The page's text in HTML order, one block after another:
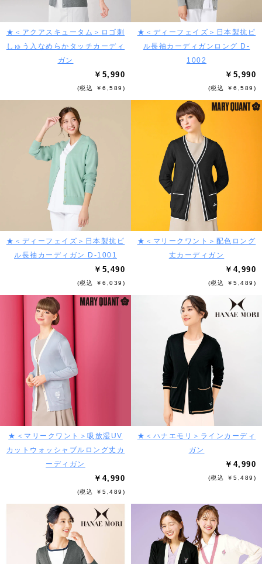
★＜アクアスキュータム＞ロゴ刺
しゅう入なめらかタッチカーディ
ガン
￥5,990
(税込 ￥6,589)
★＜ディーフェイズ＞日本製抗ピ
ル長袖カーディガンロング D-
1002
￥5,990
(税込 ￥6,589)
★＜ディーフェイズ＞日本製抗ピ
ル長袖カーディガン D-1001
￥5,490
(税込 ￥6,039)
★＜マリークワント＞配色ロング
丈カーディガン
￥4,990
(税込 ￥5,489)
★＜マリークワント＞吸放湿UV
カットウォッシャブルロング丈カ
ーディガン
￥4,990
(税込 ￥5,489)
★＜ハナエモリ＞ラインカーディ
ガン
￥4,990
(税込 ￥5,489)